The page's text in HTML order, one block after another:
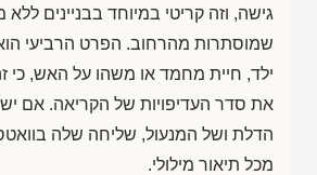
גישה, וזה קריטי במיוחד בבניינים ללא
שמוסתרות מהרחוב. הפרט הרביעי
ילד, חיית מחמד או משהו על האש, כי
את סדר העדיפויות של הקריאה. אם
הדלת ושל המנעול, שליחה שלה
מכל תיאור מילולי.